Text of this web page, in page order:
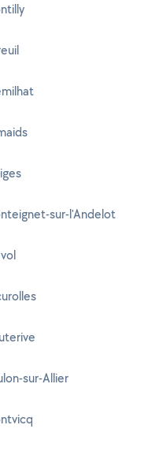
sur-l'Andelot
sur-Allier